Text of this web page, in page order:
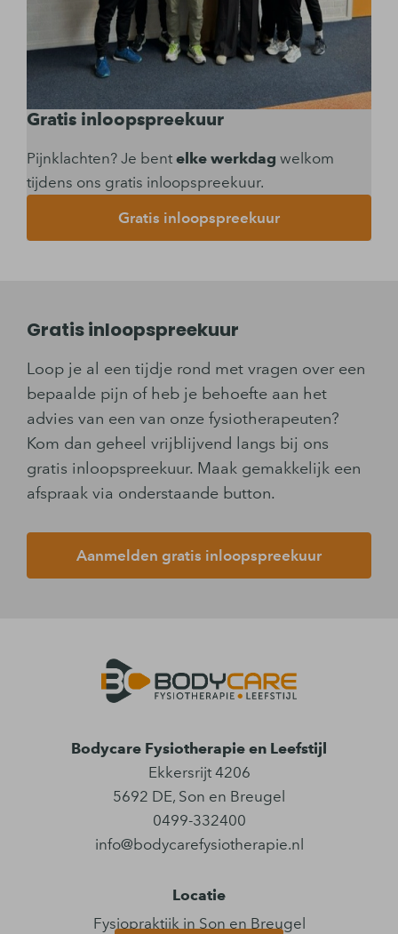
Gratis inloopspreekuur
Pijnklachten? Je bent elke werkdag welkom
tijdens ons gratis inloopspreekuur.
Gratis inloopspreekuur
Gratis inloopspreekuur
Loop je al een tijdje rond met vragen over een
bepaalde pijn of heb je behoefte aan het
advies van een van onze fysiotherapeuten?
Kom dan geheel vrijblijvend langs bij ons
gratis inloopspreekuur. Maak gemakkelijk een
afspraak via onderstaande button.
Aanmelden gratis inloopspreekuur
Bodycare Fysiotherapie en Leefstijl
Ekkersrijt 4206
5692 DE, Son en Breugel
0499-332400
info@bodycarefysiotherapie.nl
Locatie
Fysiopraktijk in Son en Breugel